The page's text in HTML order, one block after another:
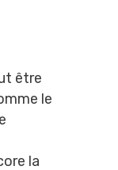
être
le
la